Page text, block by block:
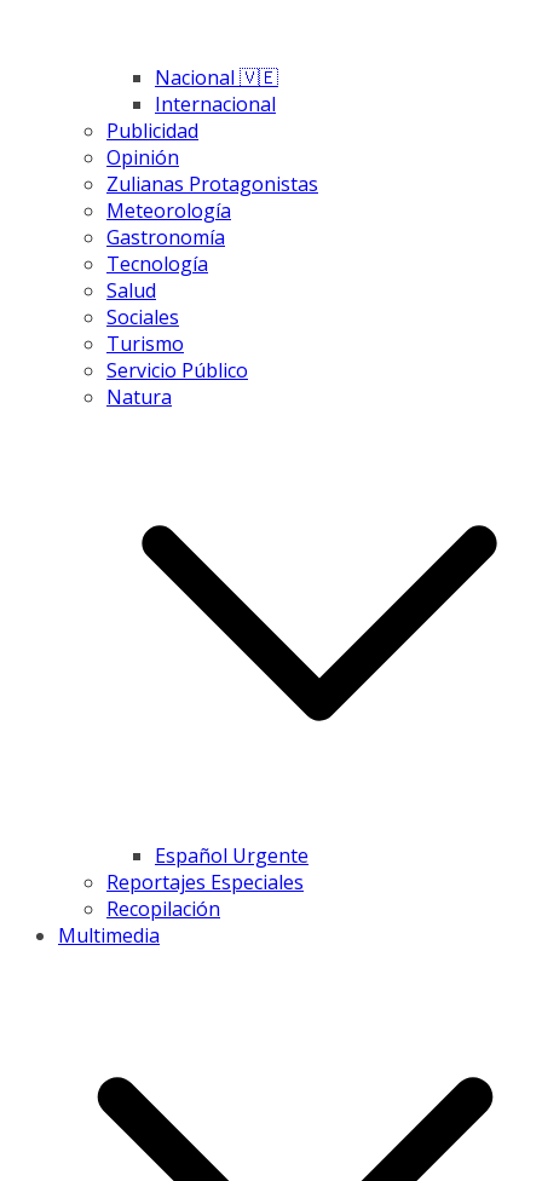
Nacional 🇻🇪
Internacional
Publicidad
Opinión
Zulianas Protagonistas
Meteorología
Gastronomía
Tecnología
Salud
Sociales
Turismo
Servicio Público
Natura
Español Urgente
Reportajes Especiales
Recopilación
Multimedia